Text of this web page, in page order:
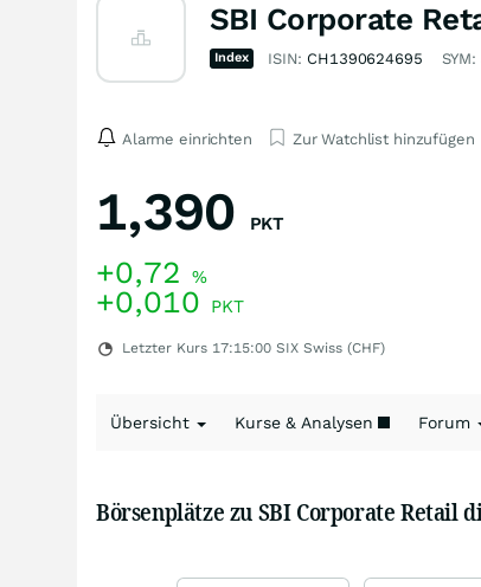
SBI Corporate
Index ISIN: CH1390624695 SYM:
Alarme einrichten Zur Watchlist hinzufügen
1,390 PKT
+0,72 %
+0,010 PKT
Letzter Kurs 17:15:00 SIX Swiss (CHF)
Übersicht Kurse & Analysen Forum
Börsenplätze zu SBI Corporate Retail